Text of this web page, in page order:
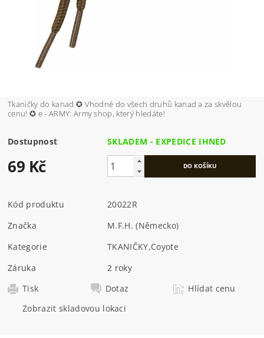
Tkaničky do kanad ✪ Vhodné do všech druhů kanad a za skvělou
cenu! ✪ e - ARMY: Army shop, který hledáte!
Dostupnost SKLADEM - EXPEDICE IHNED
69 Kč
Kód produktu
20022R
Značka
M.F.H. (Německo)
Kategorie
TKANIČKY,Coyote
Záruka
2 roky
Tisk
Dotaz
Hlídat cenu
Zobrazit skladovou lokaci